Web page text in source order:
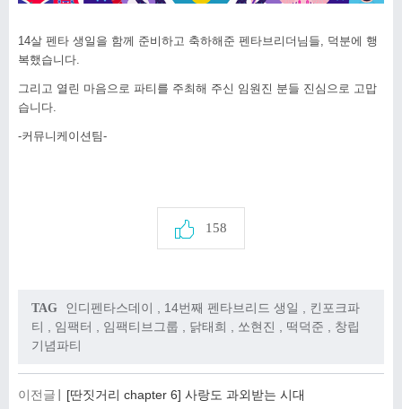
14살 펜타 생일을 함께 준비하고 축하해준 펜타브리더님들, 덕분에 행
복했습니다.
그리고 열린 마음으로 파티를 주최해 주신 임원진 분들 진심으로 고맙
습니다
-커뮤니케이션팀-
158
TAG 인디펜타스데이 , 14번째 펜타브리드 생일 , 킨포크파
티 , 임팩터 , 임팩티브그룹 , 닭태희 , 쏘현진 , 떡덕준 , 창립
기념파티
이전글
[딴짓거리 chapter 6] 사랑도 과외받는 시대